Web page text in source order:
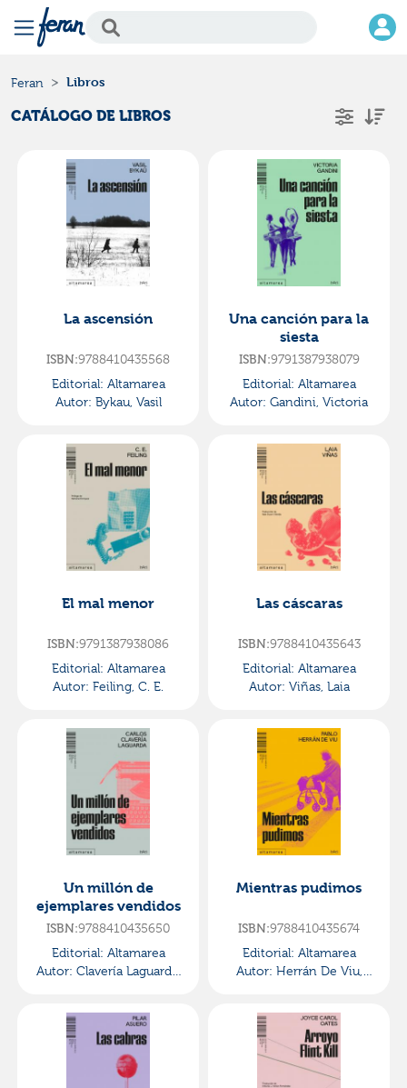
Feran Libros
CATÁLOGO DE LIBROS
La ascensión
ISBN:9788410435568
Editorial: Altamarea
Autor: Bykau, Vasil
Una canción para la
siesta
ISBN:9791387938079
Editorial: Altamarea
Autor: Gandini, Victoria
El mal menor
ISBN:9791387938086
Editorial: Altamarea
Autor: Feiling, C. E.
Las cáscaras
ISBN:9788410435643
Editorial: Altamarea
Autor: Viñas, Laia
Un millón de
ejemplares vendidos
ISBN:9788410435650
Editorial: Altamarea
Autor: Clavería Laguarda,
Mientras pudimos
ISBN:9788410435674
Editorial: Altamarea
Autor: Herrán De Viu,